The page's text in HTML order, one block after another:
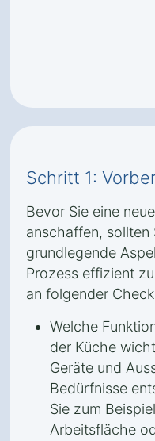
Schritt 1:
Bevor Sie eine
anschaffen, sollten
grundlegende
Prozess effizient
an folgender
Welche
der Küche
Geräte und
Bedürfnisse
Sie zum
Arbeitsfläche